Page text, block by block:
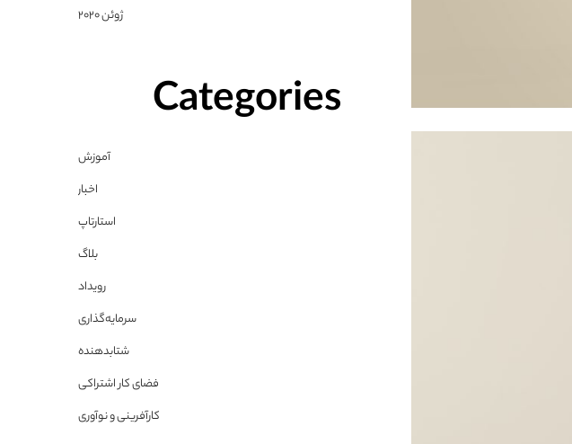
ژوئن 2020
Categories
آموزش
اخبار
استارتاپ
بلاگ
رویداد
سرمایه‌گذاری
شتابدهنده
فضای کار اشتراکی
کارآفرینی و نوآوری